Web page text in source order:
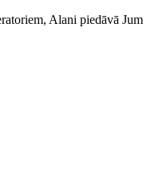
Alani piedāvā